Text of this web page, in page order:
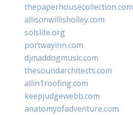
thepaperhousecollection.com
allisonwillisholley.com
solslite.org
portwayinn.com
djmaddogmusic.com
thesoundarchitects.com
allin1roofing.com
keepjudgewebb.com
anatomyofadventure.com